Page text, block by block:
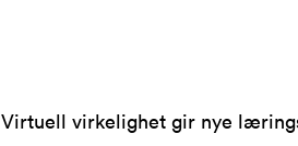
Virtuell virkelighet gir nye